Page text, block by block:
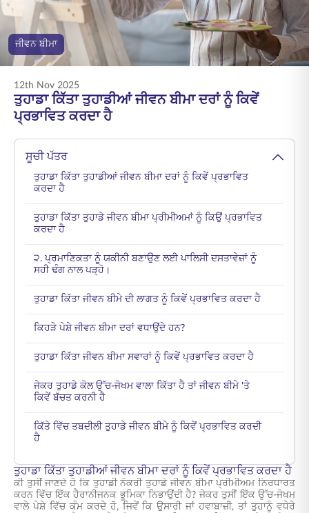
ENGLISH
ਆਨਲਾਈਨ ਖਰੀਦੋ ਪ੍ਰੀਮੀਅਮ ਭਰੋ
ਜੀਵਨ ਬੀਮਾ
12th Nov 2025
ਤੁਹਾਡਾ ਕਿੱਤਾ ਤੁਹਾਡੀਆਂ ਜੀਵਨ ਬੀਮਾ ਦਰਾਂ ਨੂੰ ਕਿਵੇਂ
ਪ੍ਰਭਾਵਿਤ ਕਰਦਾ ਹੈ
ਸੂਚੀ ਪੱਤਰ
ਤੁਹਾਡਾ ਕਿੱਤਾ ਤੁਹਾਡੀਆਂ ਜੀਵਨ ਬੀਮਾ ਦਰਾਂ ਨੂੰ ਕਿਵੇਂ ਪ੍ਰਭਾਵਿਤ
ਕਰਦਾ ਹੈ
ਤੁਹਾਡਾ ਕਿੱਤਾ ਤੁਹਾਡੇ ਜੀਵਨ ਬੀਮਾ ਪ੍ਰੀਮੀਅਮਾਂ ਨੂੰ ਕਿਉਂ ਪ੍ਰਭਾਵਿਤ
ਕਰਦਾ ਹੈ
੨. ਪ੍ਰਮਾਣਿਕਤਾ ਨੂੰ ਯਕੀਨੀ ਬਣਾਉਣ ਲਈ ਪਾਲਿਸੀ ਦਸਤਾਵੇਜ਼ਾਂ ਨੂੰ
ਸਹੀ ਢੰਗ ਨਾਲ ਪੜ੍ਹੋ।
ਤੁਹਾਡਾ ਕਿੱਤਾ ਜੀਵਨ ਬੀਮੇ ਦੀ ਲਾਗਤ ਨੂੰ ਕਿਵੇਂ ਪ੍ਰਭਾਵਿਤ ਕਰਦਾ ਹੈ
ਕਿਹੜੇ ਪੇਸ਼ੇ ਜੀਵਨ ਬੀਮਾ ਦਰਾਂ ਵਧਾਉਂਦੇ ਹਨ?
ਤੁਹਾਡਾ ਕਿੱਤਾ ਜੀਵਨ ਬੀਮਾ ਸਵਾਰਾਂ ਨੂੰ ਕਿਵੇਂ ਪ੍ਰਭਾਵਿਤ ਕਰਦਾ ਹੈ
ਜੇਕਰ ਤੁਹਾਡੇ ਕੋਲ ਉੱਚ-ਜੋਖਮ ਵਾਲਾ ਕਿੱਤਾ ਹੈ ਤਾਂ ਜੀਵਨ ਬੀਮੇ 'ਤੇ
ਕਿਵੇਂ ਬੱਚਤ ਕਰਨੀ ਹੈ
ਕਿੱਤੇ ਵਿੱਚ ਤਬਦੀਲੀ ਤੁਹਾਡੇ ਜੀਵਨ ਬੀਮੇ ਨੂੰ ਕਿਵੇਂ ਪ੍ਰਭਾਵਿਤ ਕਰਦੀ
ਹੈ
ਤੁਹਾਡਾ ਕਿੱਤਾ ਤੁਹਾਡੀਆਂ ਜੀਵਨ ਬੀਮਾ ਦਰਾਂ ਨੂੰ ਕਿਵੇਂ ਪ੍ਰਭਾਵਿਤ ਕਰਦਾ ਹੈ
ਕੀ ਤੁਸੀਂ ਜਾਣਦੇ ਹੋ ਕਿ ਤੁਹਾਡੀ ਨੌਕਰੀ ਤੁਹਾਡੇ ਜੀਵਨ ਬੀਮਾ ਪ੍ਰੀਮੀਅਮ ਨਿਰਧਾਰਤ
ਕਰਨ ਵਿੱਚ ਇੱਕ ਹੈਰਾਨੀਜਨਕ ਭੂਮਿਕਾ ਨਿਭਾਉਂਦੀ ਹੈ? ਜੇਕਰ ਤੁਸੀਂ ਇੱਕ ਉੱਚ-ਜੋਖਮ
ਵਾਲੇ ਪੇਸ਼ੇ ਵਿੱਚ ਕੰਮ ਕਰਦੇ ਹੋ, ਜਿਵੇਂ ਕਿ ਉਸਾਰੀ ਜਾਂ ਹਵਾਬਾਜ਼ੀ, ਤਾਂ ਤੁਹਾਨੂੰ ਵਧੇਰੇ